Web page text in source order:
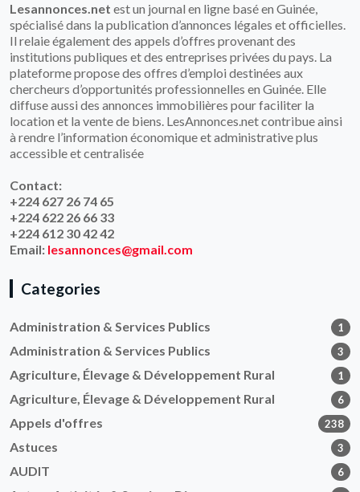
Lesannonces.net est un journal en ligne basé en Guinée,
spécialisé dans la publication d’annonces légales et officielles.
Il relaie également des appels d’offres provenant des
institutions publiques et des entreprises privées du pays. La
plateforme propose des offres d’emploi destinées aux
chercheurs d’opportunités professionnelles en Guinée. Elle
diffuse aussi des annonces immobilières pour faciliter la
location et la vente de biens. LesAnnonces.net contribue ainsi
à rendre l’information économique et administrative plus
accessible et centralisée
Contact:
+224 627 26 74 65
+224 622 26 66 33
+224 612 30 42 42
Email: lesannonces@gmail.com
Categories
Administration & Services Publics 1
Administration & Services Publics 3
Agriculture, Élevage & Développement Rural 1
Agriculture, Élevage & Développement Rural 6
Appels d'offres 238
Astuces 3
AUDIT 6